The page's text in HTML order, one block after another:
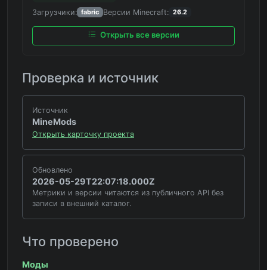
Загрузчики: fabric Версии Minecraft: 26.2
Открыть все версии
Проверка и источник
Источник
MineMods
Открыть карточку проекта
Обновлено
2026-05-29T22:07:18.000Z
Метрики и версии читаются из публичного API без
записи в внешний каталог.
Что проверено
Моды